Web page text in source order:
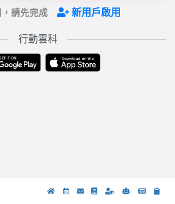
請先完成 新用戶啟用
行動雲科